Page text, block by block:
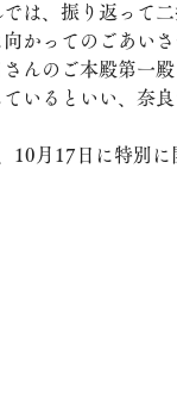
では、振り返って
かってのごあい
んのご本殿第一
いるといい、奈
月17日に特別に